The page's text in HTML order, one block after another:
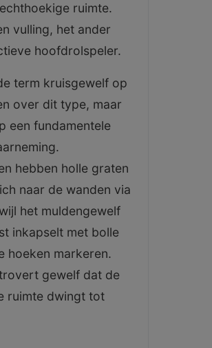
ruimte.
vulling, het ander
hoofdrolspeler.
term kruisgewelf op
over dit type, maar
een fundamentele
hebben holle graten
naar de wanden via
het muldengewelf
inkapselt met bolle
hoeken markeren.
gewelf dat de
ruimte dwingt tot